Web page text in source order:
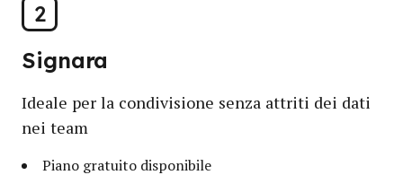
2
Signara
Ideale per la condivisione senza attriti dei dati
nei team
Piano gratuito disponibile